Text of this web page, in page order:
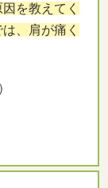
を教えてく
、肩が痛く